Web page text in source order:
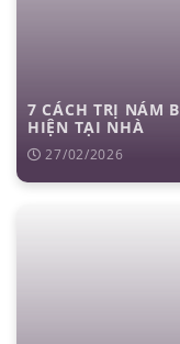
7 CÁCH TRỊ NÁM
HIỆN TẠI NHÀ
27/02/2026